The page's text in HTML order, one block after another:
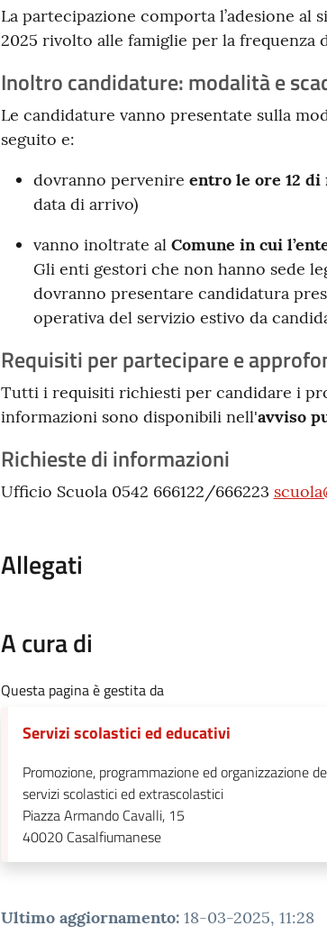
La partecipazione comporta l’adesione al
2025 rivolto alle famiglie per la frequenza
Inoltro candidature: modalità e
Le candidature vanno presentate sulla
seguito e:
dovranno pervenire entro le ore 12
data di arrivo)
vanno inoltrate al Comune in cui
Gli enti gestori che non hanno sede
dovranno presentare candidatura
operativa del servizio estivo da
Requisiti per partecipare e
Tutti i requisiti richiesti per candidare i
informazioni sono disponibili nell'avviso
Richieste di informazioni
Ufficio Scuola 0542 666122/666223
Allegati
A cura di
Questa pagina è gestita da
Servizi scolastici ed educativi
Promozione, programmazione ed organizzazione
servizi scolastici ed extrascolastici
Piazza Armando Cavalli, 15
40020 Casalfiumanese
Ultimo aggiornamento: 18-03-2025, 11:28